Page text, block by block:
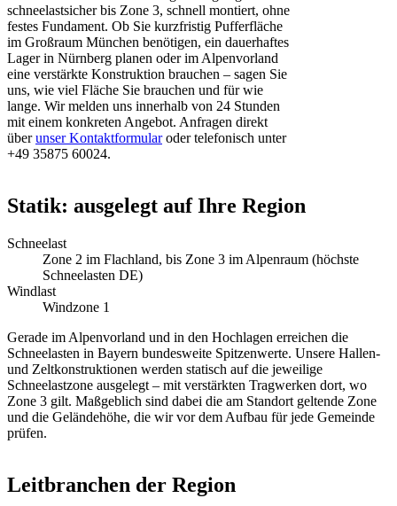
schneelastsicher bis Zone 3, schnell montiert, ohne
festes Fundament. Ob Sie kurzfristig Pufferfläche
im Großraum München benötigen, ein dauerhaftes
Lager in Nürnberg planen oder im Alpenvorland
eine verstärkte Konstruktion brauchen – sagen Sie
uns, wie viel Fläche Sie brauchen und für wie
lange. Wir melden uns innerhalb von 24 Stunden
mit einem konkreten Angebot. Anfragen direkt
überunser Kontaktformularoder telefonisch unter
+49 35875 60024.
Statik: ausgelegt auf Ihre Region
Schneelast
Zone 2 im Flachland, bis Zone 3 im Alpenraum (höchste
Schneelasten DE)
Windlast
Windzone 1
Gerade im Alpenvorland und in den Hochlagen erreichen die
Schneelasten in Bayern bundesweite Spitzenwerte. Unsere Hallen-
und Zeltkonstruktionen werden statisch auf die jeweilige
Schneelastzone ausgelegt – mit verstärkten Tragwerken dort, wo
Zone 3 gilt. Maßgeblich sind dabei die am Standort geltende Zone
und die Geländehöhe, die wir vor dem Aufbau für jede Gemeinde
prüfen.
Leitbranchen der Region